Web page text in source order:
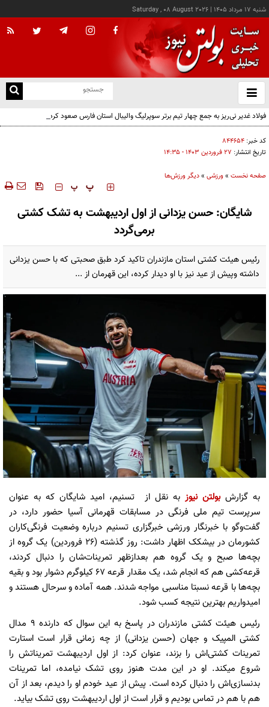
شنبه ۱۷ مرداد ۱۴۰۵ |
Saturday , 08 August 2026
باز
و
فولاد غدیر نی‌ریز به جمع چهار تیم برتر سوپرلیگ والیبال استان فارس صعود کرد
کد خبر: ۸۴۴۶۵۴
تاریخ انتشار: ۲۷ فروردين ۱۴۰۳ - ۱۴:۳۵
صفحه نخست »ورزشی »دیگر ورزش‌ها
‍‍‍ پ پ
شایگان: حسن یزدانی از اول اردیبهشت به تشک کشتی
برمی‌گردد
رئیس هیئت کشتی استان مازندران تاکید کرد طبق صحبتی که با حسن یزدانی
داشته وپیش از عید نیز با او دیدار کرده، این قهرمان از ...
به گزارشبولتن نیوز به نقل از تسنیم، امید شایگان که به عنوان
سرپرست تیم ملی فرنگی در مسابقات قهرمانی آسیا حضور دارد، در
گفت‌وگو با خبرنگار ورزشی خبرگزاری تسنیم درباره وضعیت فرنگی‌کاران
کشورمان در بیشکک اظهار داشت: روز گذشته (26 فروردین) یک گروه از
بچه‌ها صبح و یک گروه هم بعدازظهر تمرینات‌شان را دنبال کردند،
قرعه‌کشی هم که انجام شد، یک مقدار قرعه 67 کیلوگرم دشوار بود و بقیه
بچه‌ها با قرعه نسبتا مناسبی مواجه شدند. همه آماده و سرحال هستند و
امیدواریم بهترین نتیجه کسب شود.
رئیس هیئت کشتی مازندران در پاسخ به این سوال که دارنده 9 مدال
کشتی المپیک و جهان (حسن یزدانی) از چه زمانی قرار است استارت
تمرینات کشتی‌اش را بزند، عنوان کرد: از اول اردیبهشت تمریناتش را
شروع می‎کند. او در این مدت هنوز روی تشک نیامده، اما تمرینات
بدنسازی‌اش را دنبال کرده است. پیش از عید خودم او را دیدم، بعد از آن
هم با هم در تماس بودیم و قرار است از اول اردیبهشت روی تشک بیاید.